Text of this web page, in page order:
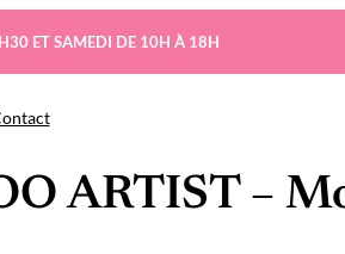
ET SAMEDI DE 10H À 18H
ARTIST –